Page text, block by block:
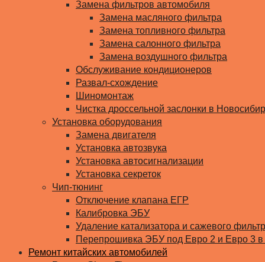
Замена фильтров автомобиля
Замена масляного фильтра
Замена топливного фильтра
Замена салонного фильтра
Замена воздушного фильтра
Обслуживание кондиционеров
Развал-схождение
Шиномонтаж
Чистка дроссельной заслонки в
Установка оборудования
Замена двигателя
Установка автозвука
Установка автосигнализации
Установка секреток
Чип-тюнинг
Отключение клапана ЕГР
Калибровка ЭБУ
Удаление катализатора и сажевого
Перепрошивка ЭБУ под Евро 2 и Евро 3 в
Ремонт китайских автомобилей